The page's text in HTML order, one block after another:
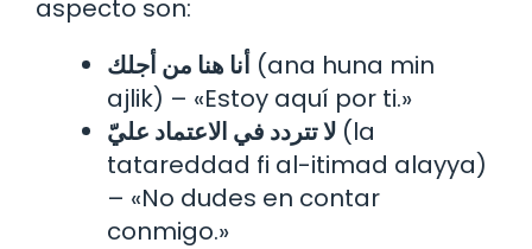
aspecto son:
أنا هنا من أجلك (ana huna min
ajlik) – «Estoy aquí por ti.»
لا تتردد في الاعتماد عليّ (la
tatareddad fi al-itimad alayya)
– «No dudes en contar
conmigo.»